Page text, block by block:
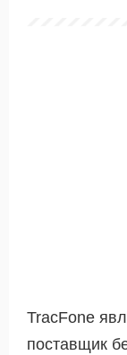
TracFone
поставщик